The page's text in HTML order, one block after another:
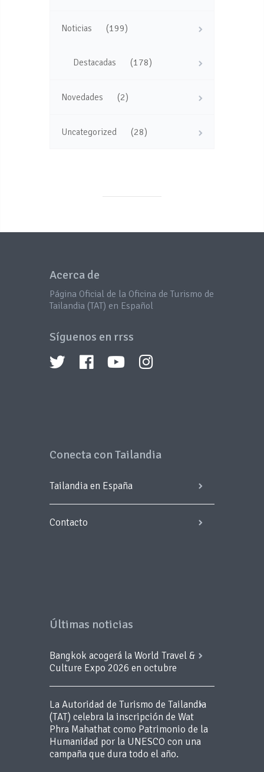
Noticias (199)
Destacadas (178)
Novedades (2)
Uncategorized (28)
Acerca de
Página Oficial de la Oficina de Turismo de
Tailandia (TAT) en Español
Síguenos en rrss
Conecta con Tailandia
Tailandia en España
Contacto
Últimas noticias
Bangkok acogerá la World Travel &
Culture Expo 2026 en octubre
La Autoridad de Turismo de Tailandia
(TAT) celebra la inscripción de Wat
Phra Mahathat como Patrimonio de la
Humanidad por la UNESCO con una
campaña que dura todo el año.